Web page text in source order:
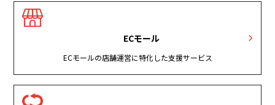
ECモール
ECモールの店舗運営に特化した支援サービス